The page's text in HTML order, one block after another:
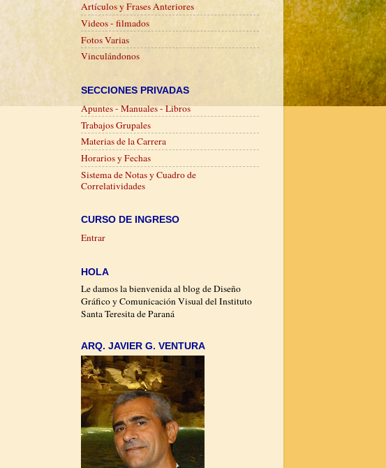
Artículos y Frases Anteriores
Videos - filmados
Fotos Varias
Vinculándonos
SECCIONES PRIVADAS
Apuntes - Manuales - Libros
Trabajos Grupales
Materias de la Carrera
Horarios y Fechas
Sistema de Notas y Cuadro de
Correlatividades
CURSO DE INGRESO
Entrar
HOLA
Le damos la bienvenida al blog de Diseño
Gráfico y Comunicación Visual del Instituto
Santa Teresita de Paraná
ARQ. JAVIER G. VENTURA